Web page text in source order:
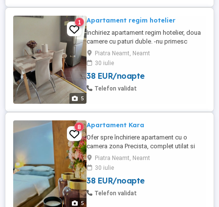
5
1 Apartament regim hotelier
Inchiriez apartament regim hotelier, doua
camere cu paturi duble. -nu primesc
escorte
Piatra Neamt, Neamt
30 iulie
38 EUR/noapte
Telefon validat
5
8 Apartament Kara
Ofer spre închiriere apartament cu o
camera zona Precista, complet utilat si
mobilat. Capacitate de cazare pana la 2
adulți dormitorul având pat matrimonial.
Apartamentul este situat la o distanță de 5
minute de centrul orașului. Pentru
perioade mai lungi de o săptămână pretul
Piatra Neamt, Neamt
30 iulie
38 EUR/noapte
Telefon validat